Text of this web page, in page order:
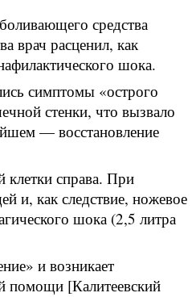
средства
врач расценил, как
шока.
симптомы «острого
стенки, что вызвало
— восстановление
справа. При
и, как следствие, ножевое
шока (2,5 литра
и возникает
помощи [Калитеевский